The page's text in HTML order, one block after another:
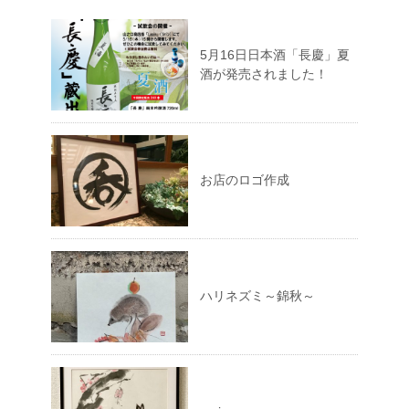
5月16日日本酒「長慶」夏
酒が発売されました！
お店のロゴ作成
ハリネズミ～錦秋～